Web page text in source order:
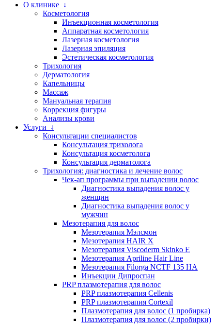
О клинике ↓
Косметология
Инъекционная косметология
Аппаратная косметология
Лазерная косметология
Лазерная эпиляция
Эстетическая косметология
Трихология
Дерматология
Капельницы
Массаж
Мануальная терапия
Коррекция фигуры
Анализы крови
Услуги ↓
Консультации специалистов
Консультация трихолога
Консультация косметолога
Консультация дерматолога
Трихология: диагностика и лечение волос
Чек-ап программы при выпадении волос
Диагностика выпадения волос у
женщин
Диагностика выпадения волос у
мужчин
Мезотерапия для волос
Мезотерапия Мэлсмон
Мезотерапия HAIR X
Мезотерапия Viscoderm Skinko E
Мезотерапия Apriline Hair Line
Мезотерапия Filorga NCTF 135 HA
Инъекции Дипроспан
PRP плазмотерапия для волос
PRP плазмотерапия Cellenis
PRP плазмотерапия Cortexil
Плазмотерапия для волос (1 пробирка)
Плазмотерапия для волос (2 пробирки)